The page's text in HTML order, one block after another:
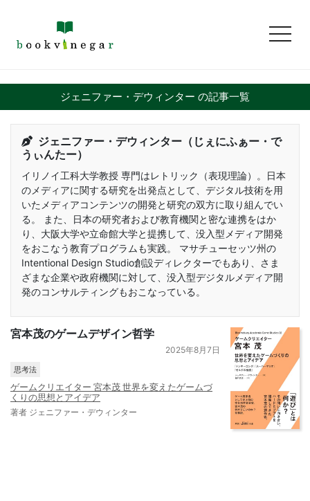
ジェニファー・デウィンター の記事一覧
ジェニファー・デウィンター（じぇにふぁー・で
うぃんたー）
イリノイ工科大学教授 専門はレトリック（表現理論）。日本
のメディアに関する研究を出発点として、デジタル技術を用
いたメディアコンテンツの開発と研究の双方に取り組んでい
る。 また、日本の研究者および教育機関と密な連携をはか
り、大阪大学や立命館大学と提携して、没入型メディア開発
をおこなう教育プログラムも実践。 マサチューセッツ州の
Intentional Design Studio創設ディレクターでもあり、さま
ざまな企業や政府機関に対して、没入型デジタルメディア開
発のコンサルティングもおこなっている。
宮本茂のゲームデザイン哲学
2025年8月7日
思考法
ゲームクリエイター 宮本茂 世界を変えたゲームづ
くりの思想とアイデア
著者 ジェニファー・デウィンター